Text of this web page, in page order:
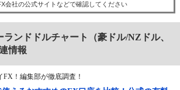
会社の公式サイトなどで確認してください
ンドドルチャート（豪ドル/NZドル、
情報
！編集部が徹底調査！